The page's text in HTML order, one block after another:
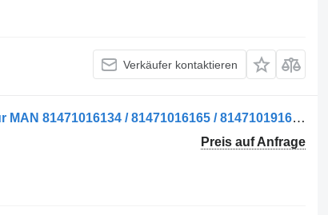
Verkäufer kontaktieren
Pompa Servodirecție Fahrerhauspumpe für MAN 81471016134 / 81471016165 / 81471019165 LKW
Preis auf Anfrage